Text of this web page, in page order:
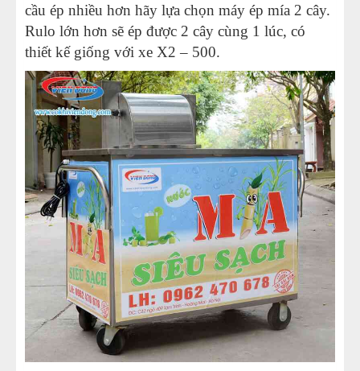
cầu ép nhiều hơn hãy lựa chọn máy ép mía 2 cây.
Rulo lớn hơn sẽ ép được 2 cây cùng 1 lúc, có
thiết kế giống với xe X2 – 500.